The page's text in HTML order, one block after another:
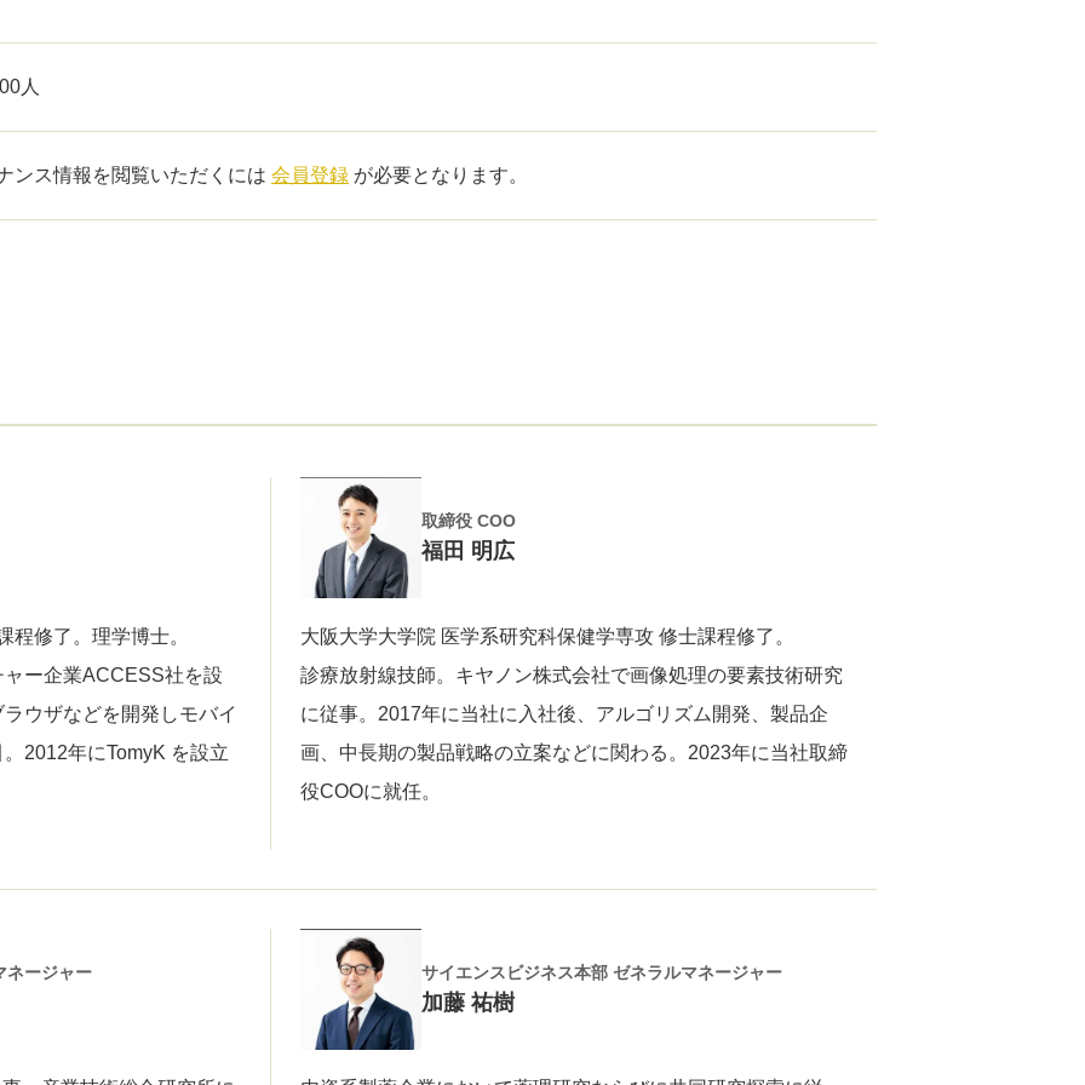
人
ンス情報を閲覧いただくには 会員登録 が必要となります。
程修了。理学博士。
ー企業ACCESS社を設
ウザなどを開発しモバイ
2012年にTomyK を設立
取締役 COO
福田 明広
大阪大学大学院 医学系研究科保健学専攻 修士課程修了。
診療放射線技師。キヤノン株式会社で画像処理の要素技術研究
に従事。2017年に当社に入社後、アルゴリズム開発、製品企
画、中長期の製品戦略の立案などに関わる。2023年に当社取締
役COOに就任。
ネージャー サイエンスビジネス本部 ゼネラルマネージャー
加藤 祐樹